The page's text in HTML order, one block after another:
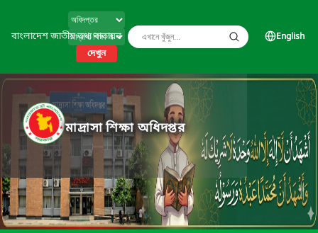
বাংলাদেশ জাতীয় তথ্য বাতায়ন
দেখুন
English
মাদ্রাসা শিক্ষা অধিদপ্তর